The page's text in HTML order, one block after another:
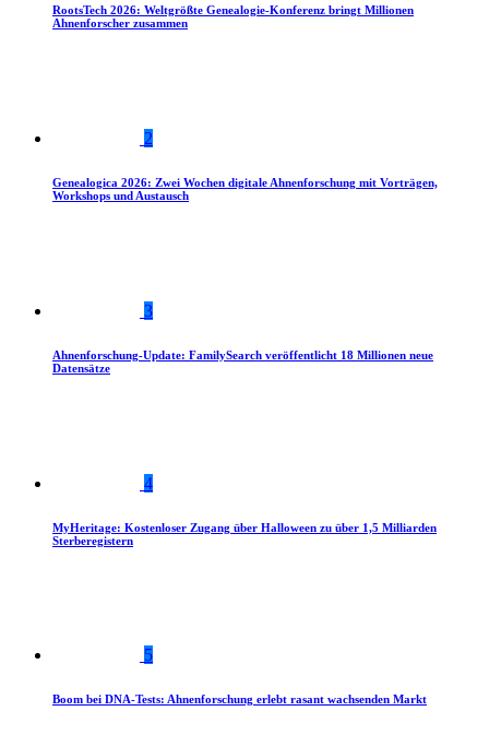
RootsTech 2026: Weltgrößte Genealogie-Konferenz bringt Millionen
Ahnenforscher zusammen
2
Genealogica 2026: Zwei Wochen digitale Ahnenforschung mit Vorträgen,
Workshops und Austausch
3
Ahnenforschung-Update: FamilySearch veröffentlicht 18 Millionen neue
Datensätze
4
MyHeritage: Kostenloser Zugang über Halloween zu über 1,5 Milliarden
Sterberegistern
5
Boom bei DNA-Tests: Ahnenforschung erlebt rasant wachsenden Markt